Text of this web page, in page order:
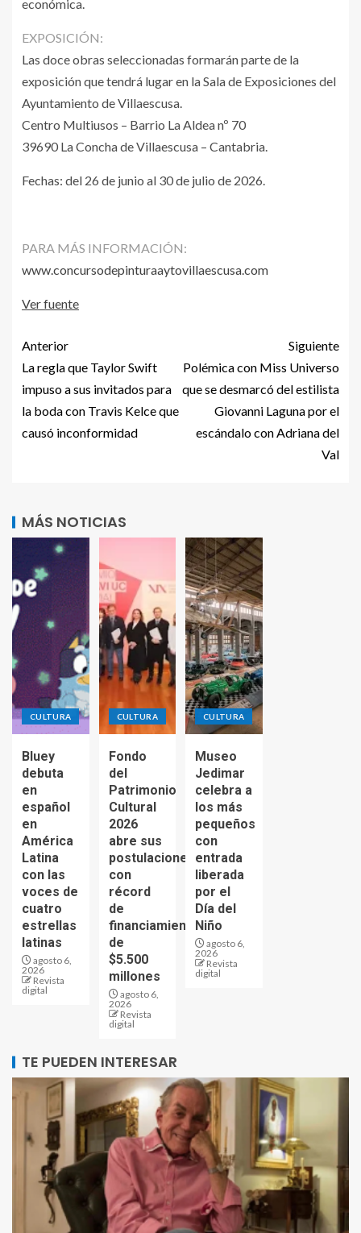
económica.
EXPOSICIÓN:
Las doce obras seleccionadas formarán parte de la
exposición que tendrá lugar en la Sala de Exposiciones del
Ayuntamiento de Villaescusa.
Centro Multiusos – Barrio La Aldea nº 70
39690 La Concha de Villaescusa – Cantabria.
Fechas: del 26 de junio al 30 de julio de 2026.
PARA MÁS INFORMACIÓN:
www.concursodepinturaaytovillaescusa.com
Ver fuente
Anterior
La regla que Taylor Swift
impuso a sus invitados para
la boda con Travis Kelce que
causó inconformidad
Siguiente
Polémica con Miss Universo
que se desmarcó del estilista
Giovanni Laguna por el
escándalo con Adriana del
Val
MÁS NOTICIAS
CULTURA
Bluey
debuta
en
español
en
América
Latina
con las
voces de
cuatro
estrellas
latinas
agosto 6,
2026
Revista
digital
CULTURA
Fondo
del
Patrimonio
Cultural
2026
abre sus
postulaciones
con
récord
de
financiamiento
de
$5.500
millones
agosto 6,
2026
Revista
digital
CULTURA
Museo
Jedimar
celebra a
los más
pequeños
con
entrada
liberada
por el
Día del
Niño
agosto 6,
2026
Revista
digital
TE PUEDEN INTERESAR